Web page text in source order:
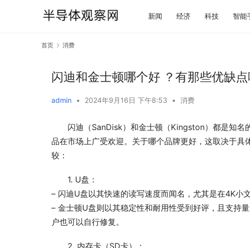
新闻 经济 科技 智能
首页 消费
闪迪和金士顿哪个好 ？有那些优缺点
admin • 2024年9月16日 下午8:53 • 消费
闪迪（SanDisk）和金士顿（Kingston）都是知名
品在市场上广受欢迎。关于哪个品牌更好，这取决于
较：
1. U盘：
– 闪迪U盘以其快速的读写速度而闻名，尤其是在4K小
– 金士顿U盘则以其稳定性和耐用性受到好评，且支持
户也可以自行修复。